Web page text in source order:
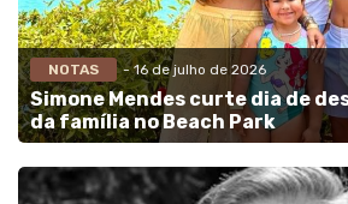
NOTAS - 16 de julho de 2026
Simone Mendes curte dia de
da família no Beach Park